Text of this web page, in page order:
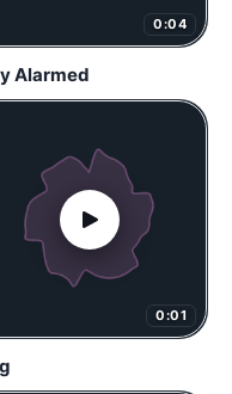
0:04
Alarmed
0:01